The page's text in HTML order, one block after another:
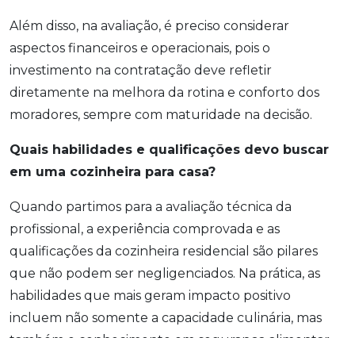
Além disso, na avaliação, é preciso considerar
aspectos financeiros e operacionais, pois o
investimento na contratação deve refletir
diretamente na melhora da rotina e conforto dos
moradores, sempre com maturidade na decisão.
Quais habilidades e qualificações devo buscar
em uma cozinheira para casa?
Quando partimos para a avaliação técnica da
profissional, a experiência comprovada e as
qualificações da cozinheira residencial são pilares
que não podem ser negligenciados. Na prática, as
habilidades que mais geram impacto positivo
incluem não somente a capacidade culinária, mas